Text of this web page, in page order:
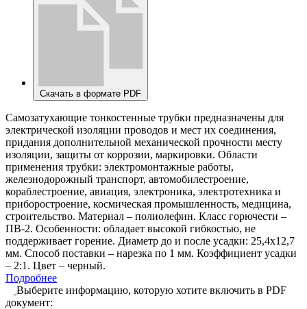
Скачать в формате PDF
Самозатухающие тонкостенные трубки предназначены для
электрической изоляции проводов и мест их соединения,
придания дополнительной механической прочности месту
изоляции, защиты от коррозии, маркировки. Области
применения трубки: электромонтажные работы,
железнодорожный транспорт, автомобилестроение,
кораблестроение, авиация, электроника, электротехника и
приборостроение, космическая промышленность, медицина,
строительство. Материал – полиолефин. Класс горючести –
ПВ-2. Особенности: обладает высокой гибкостью, не
поддерживает горение. Диаметр до и после усадки: 25,4х12,7
мм. Способ поставки – нарезка по 1 мм. Коэффициент усадки
– 2:1. Цвет – черный.
Подробнее
Выберите информацию, которую хотите включить в PDF
документ: